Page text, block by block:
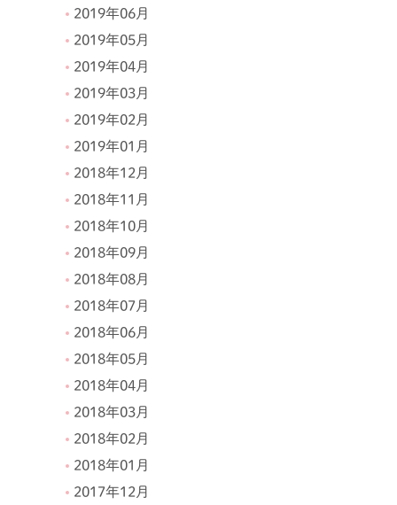
2019年06月
2019年05月
2019年04月
2019年03月
2019年02月
2019年01月
2018年12月
2018年11月
2018年10月
2018年09月
2018年08月
2018年07月
2018年06月
2018年05月
2018年04月
2018年03月
2018年02月
2018年01月
2017年12月